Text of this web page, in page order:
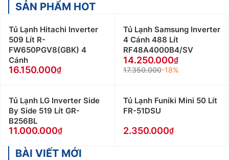
SẢN PHẨM HOT
Tủ Lạnh Hitachi Inverter
509 Lít R-
FW650PGV8(GBK) 4
Cánh
16.150.000
Tủ Lạnh Samsung Inverter
4 Cánh 488 Lít
RF48A4000B4/SV
14.250.000
17.350.000-18%
Tủ Lạnh LG Inverter Side
By Side 519 Lít GR-
B256BL
11.000.000
Tủ Lạnh Funiki Mini 50 Lít
FR-51DSU
2.350.000
BÀI VIẾT MỚI